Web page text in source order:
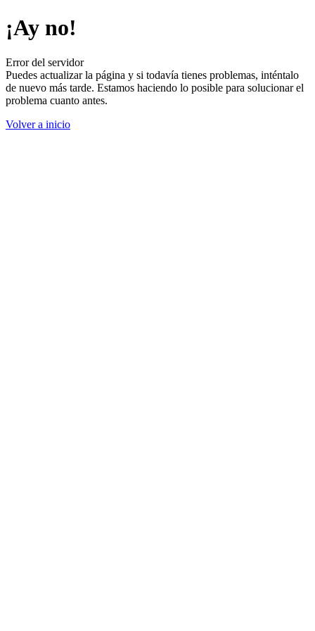
¡Ay no!
Error del servidor
Puedes actualizar la página y si todavía tienes problemas, inténtalo
de nuevo más tarde. Estamos haciendo lo posible para solucionar el
problema cuanto antes.
Volver a inicio